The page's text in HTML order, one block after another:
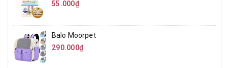
55.000₫
Balo Moorpet
290.000₫